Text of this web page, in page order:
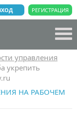
РЕГИСТРАЦИЯ
управления
укрепить
НА РАБОЧЕМ